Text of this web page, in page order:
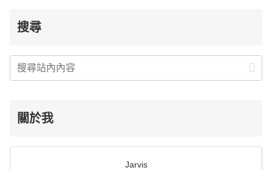
搜尋
關於我
Jarvis